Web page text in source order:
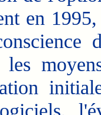
en
les